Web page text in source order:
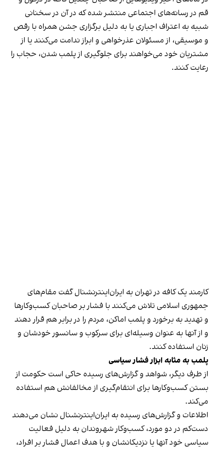
قم در رسانه‌های اجتماعی منتشر شده که در آن در سخنانی
شبیه به اعتراف اجباری یا به دلیل برگزاری جشن همراه با رقص
و موسیقی، از مسئولان عذرخواهی و ابراز ندامت می‌کنند یا از
مشتریان خود می‌خواهند برای جلوگیری از پلمب شدن، حجاب را
رعایت کنند.
کارمند یک کافه در تهران به ایران‌اینترنشنال گفت مقام‌های
جمهوری اسلامی تلاش می‌کنند با فشار بر صاحبان کسب‌وکارها
و تهدید به برخورد و پلمب اماکن، مردم را در برابر هم قرار دهند
و از آنها به عنوان وسیله‌ای برای سرکوب و سانسور خودشان و
زنان استفاده کنند.
پلمب به مثابه ابزار فشار سیاسی
از طرف دیگر، شواهد و گزارش‌های رسیده حاکی است حکومت از
بستن کسب‌وکارها برای انتقام‌گیری از مخالفانش هم استفاده
می‌کند.
اطلاعات و گزارش‌های رسیده به ایران‌اینترنشنال نشان می‌دهند
دست‌کم در دو مورد، کسب‌وکار شهروندان به دلیل فعالیت
سیاسی خود آنها یا نزدیکانشان و با هدف اعمال فشار بر افراد،